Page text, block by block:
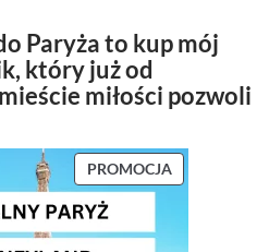
Paryża to kup mój
który już od
miłości pozwoli
PROMOCJAP
R